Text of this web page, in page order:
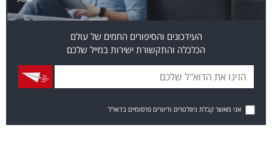
העידכונים והסיפורים החמים של עולם
הכלכלה והתקשורת ישירות במייל שלכם
אני מאשר קבלת ניוזלטרים ודיוורים פרסומיים בדוא"ל